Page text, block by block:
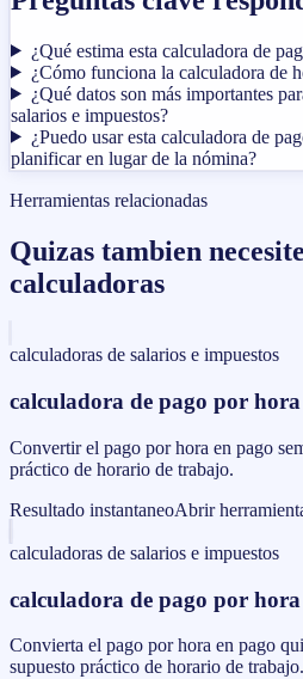
¿Qué estima esta calculadora de
¿Cómo funciona la calculadora de
¿Qué datos son más importantes
salarios e impuestos?
¿Puedo usar esta calculadora de
planificar en lugar de la nómina?
Herramientas relacionadas
Quizas tambien
calculadoras
calculadoras de salarios e impuestos
calculadora de pago por hora
Convertir el pago por hora en pago
práctico de horario de trabajo.
Resultado instantaneoAbrir
calculadoras de salarios e impuestos
calculadora de pago por
Convierta el pago por hora en pago
supuesto práctico de horario de trabajo.